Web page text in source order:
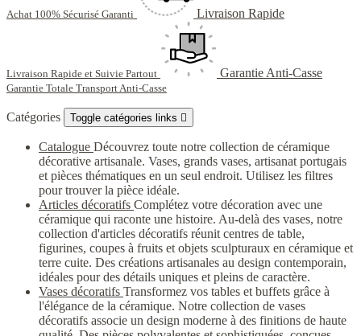
Achat 100% Sécurisé Garanti Livraison Rapide
Livraison Rapide et Suivie Partout Garantie Anti-Casse
Garantie Totale Transport Anti-Casse
Catégories Toggle catégories links 
Catalogue Découvrez toute notre collection de céramique
décorative artisanale. Vases, grands vases, artisanat portugais
et pièces thématiques en un seul endroit. Utilisez les filtres
pour trouver la pièce idéale.
Articles décoratifs Complétez votre décoration avec une
céramique qui raconte une histoire. Au-delà des vases, notre
collection d'articles décoratifs réunit centres de table,
figurines, coupes à fruits et objets sculpturaux en céramique et
terre cuite. Des créations artisanales au design contemporain,
idéales pour des détails uniques et pleins de caractère.
Vases décoratifs Transformez vos tables et buffets grâce à
l'élégance de la céramique. Notre collection de vases
décoratifs associe un design moderne à des finitions de haute